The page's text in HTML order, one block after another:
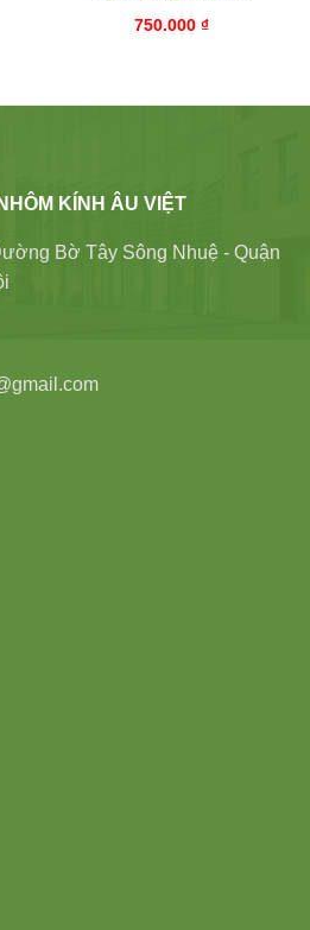
750.000 ₫
KÍNH ÂU VIỆT
Bờ Tây Sông Nhuệ - Quận